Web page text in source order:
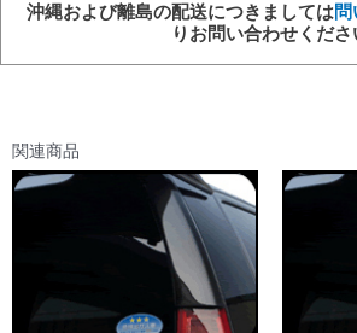
沖縄および離島の配送につきましては問
りお問い合わせくださ
関連商品